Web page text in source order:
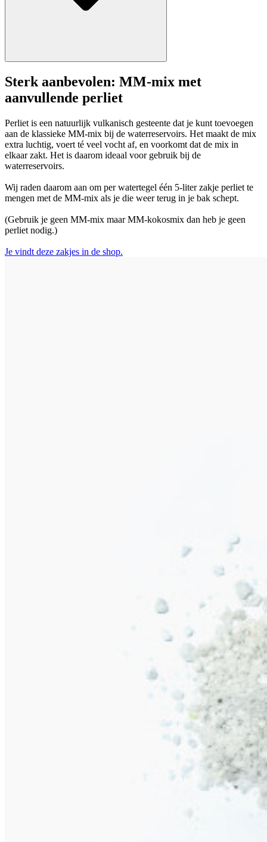
Sterk aanbevolen: MM-mix met
aanvullende perliet
Perliet is een natuurlijk vulkanisch gesteente dat je kunt toevoegen
aan de klassieke MM-mix bij de waterreservoirs. Het maakt de mix
extra luchtig, voert té veel vocht af, en voorkomt dat de mix in
elkaar zakt. Het is daarom ideaal voor gebruik bij de
waterreservoirs.
Wij raden daarom aan om per watertegel één 5-liter zakje perliet te
mengen met de MM-mix als je die weer terug in je bak schept.
(Gebruik je geen MM-mix maar MM-kokosmix dan heb je geen
perliet nodig.)
Je vindt deze zakjes in de shop.